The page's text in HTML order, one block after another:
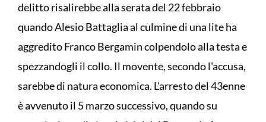
delitto risalirebbe alla serata del 22 febbraio
quando Alesio Battaglia al culmine di una lite ha
aggredito Franco Bergamin colpendolo alla testa e
spezzandogli il collo. Il movente, secondo l'accusa,
sarebbe di natura economica. L'arresto del 43enne
è avvenuto il 5 marzo successivo, quando su